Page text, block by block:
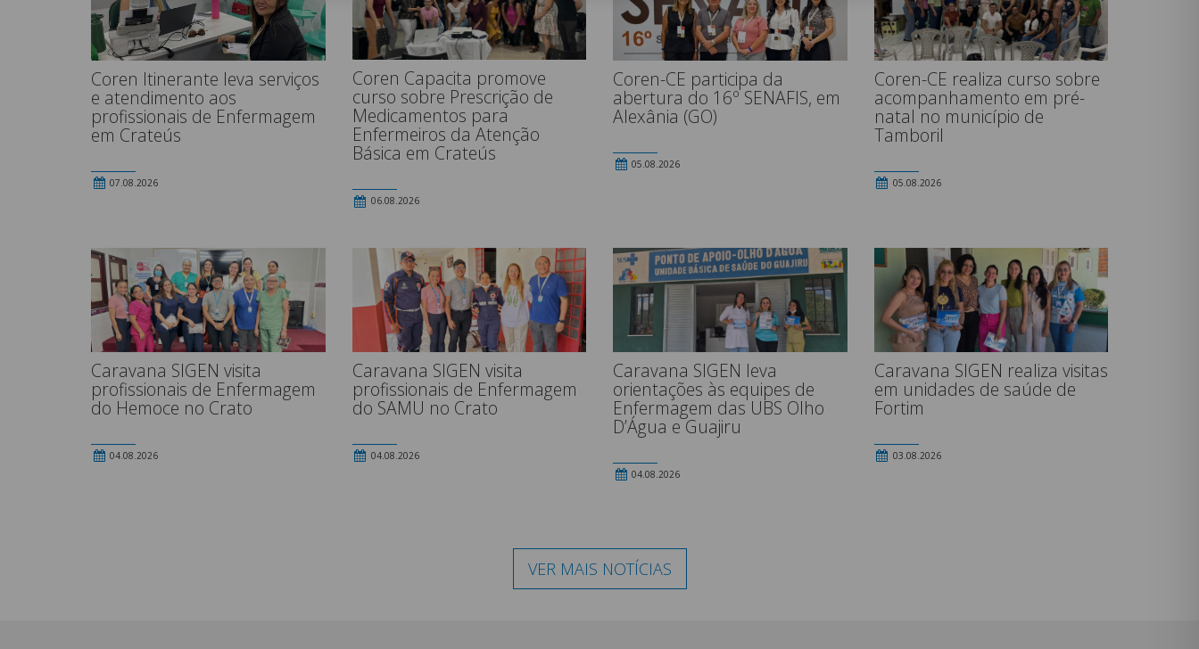
Coren Itinerante leva serviços
e atendimento aos
profissionais de Enfermagem
em Crateús
07.08.2026
Coren Capacita promove
curso sobre Prescrição de
Medicamentos para
Enfermeiros da Atenção
Básica em Crateús
06.08.2026
Coren-CE participa da
abertura do 16º SENAFIS, em
Alexânia (GO)
05.08.2026
Coren-CE realiza curso sobre
acompanhamento em pré-
natal no município de
Tamboril
05.08.2026
Caravana SIGEN visita
profissionais de Enfermagem
do Hemoce no Crato
04.08.2026
Caravana SIGEN visita
profissionais de Enfermagem
do SAMU no Crato
04.08.2026
Caravana SIGEN leva
orientações às equipes de
Enfermagem das UBS Olho
D’Água e Guajiru
04.08.2026
Caravana SIGEN realiza visitas
em unidades de saúde de
Fortim
03.08.2026
VER MAIS NOTÍCIAS